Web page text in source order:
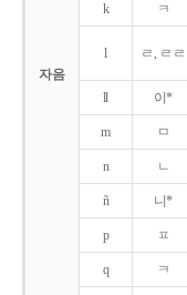
자음
k ㅋ
l ㄹ, ㄹㄹ
ll 이*
m ㅁ
n ㄴ
ñ 니*
p ㅍ
q ㅋ